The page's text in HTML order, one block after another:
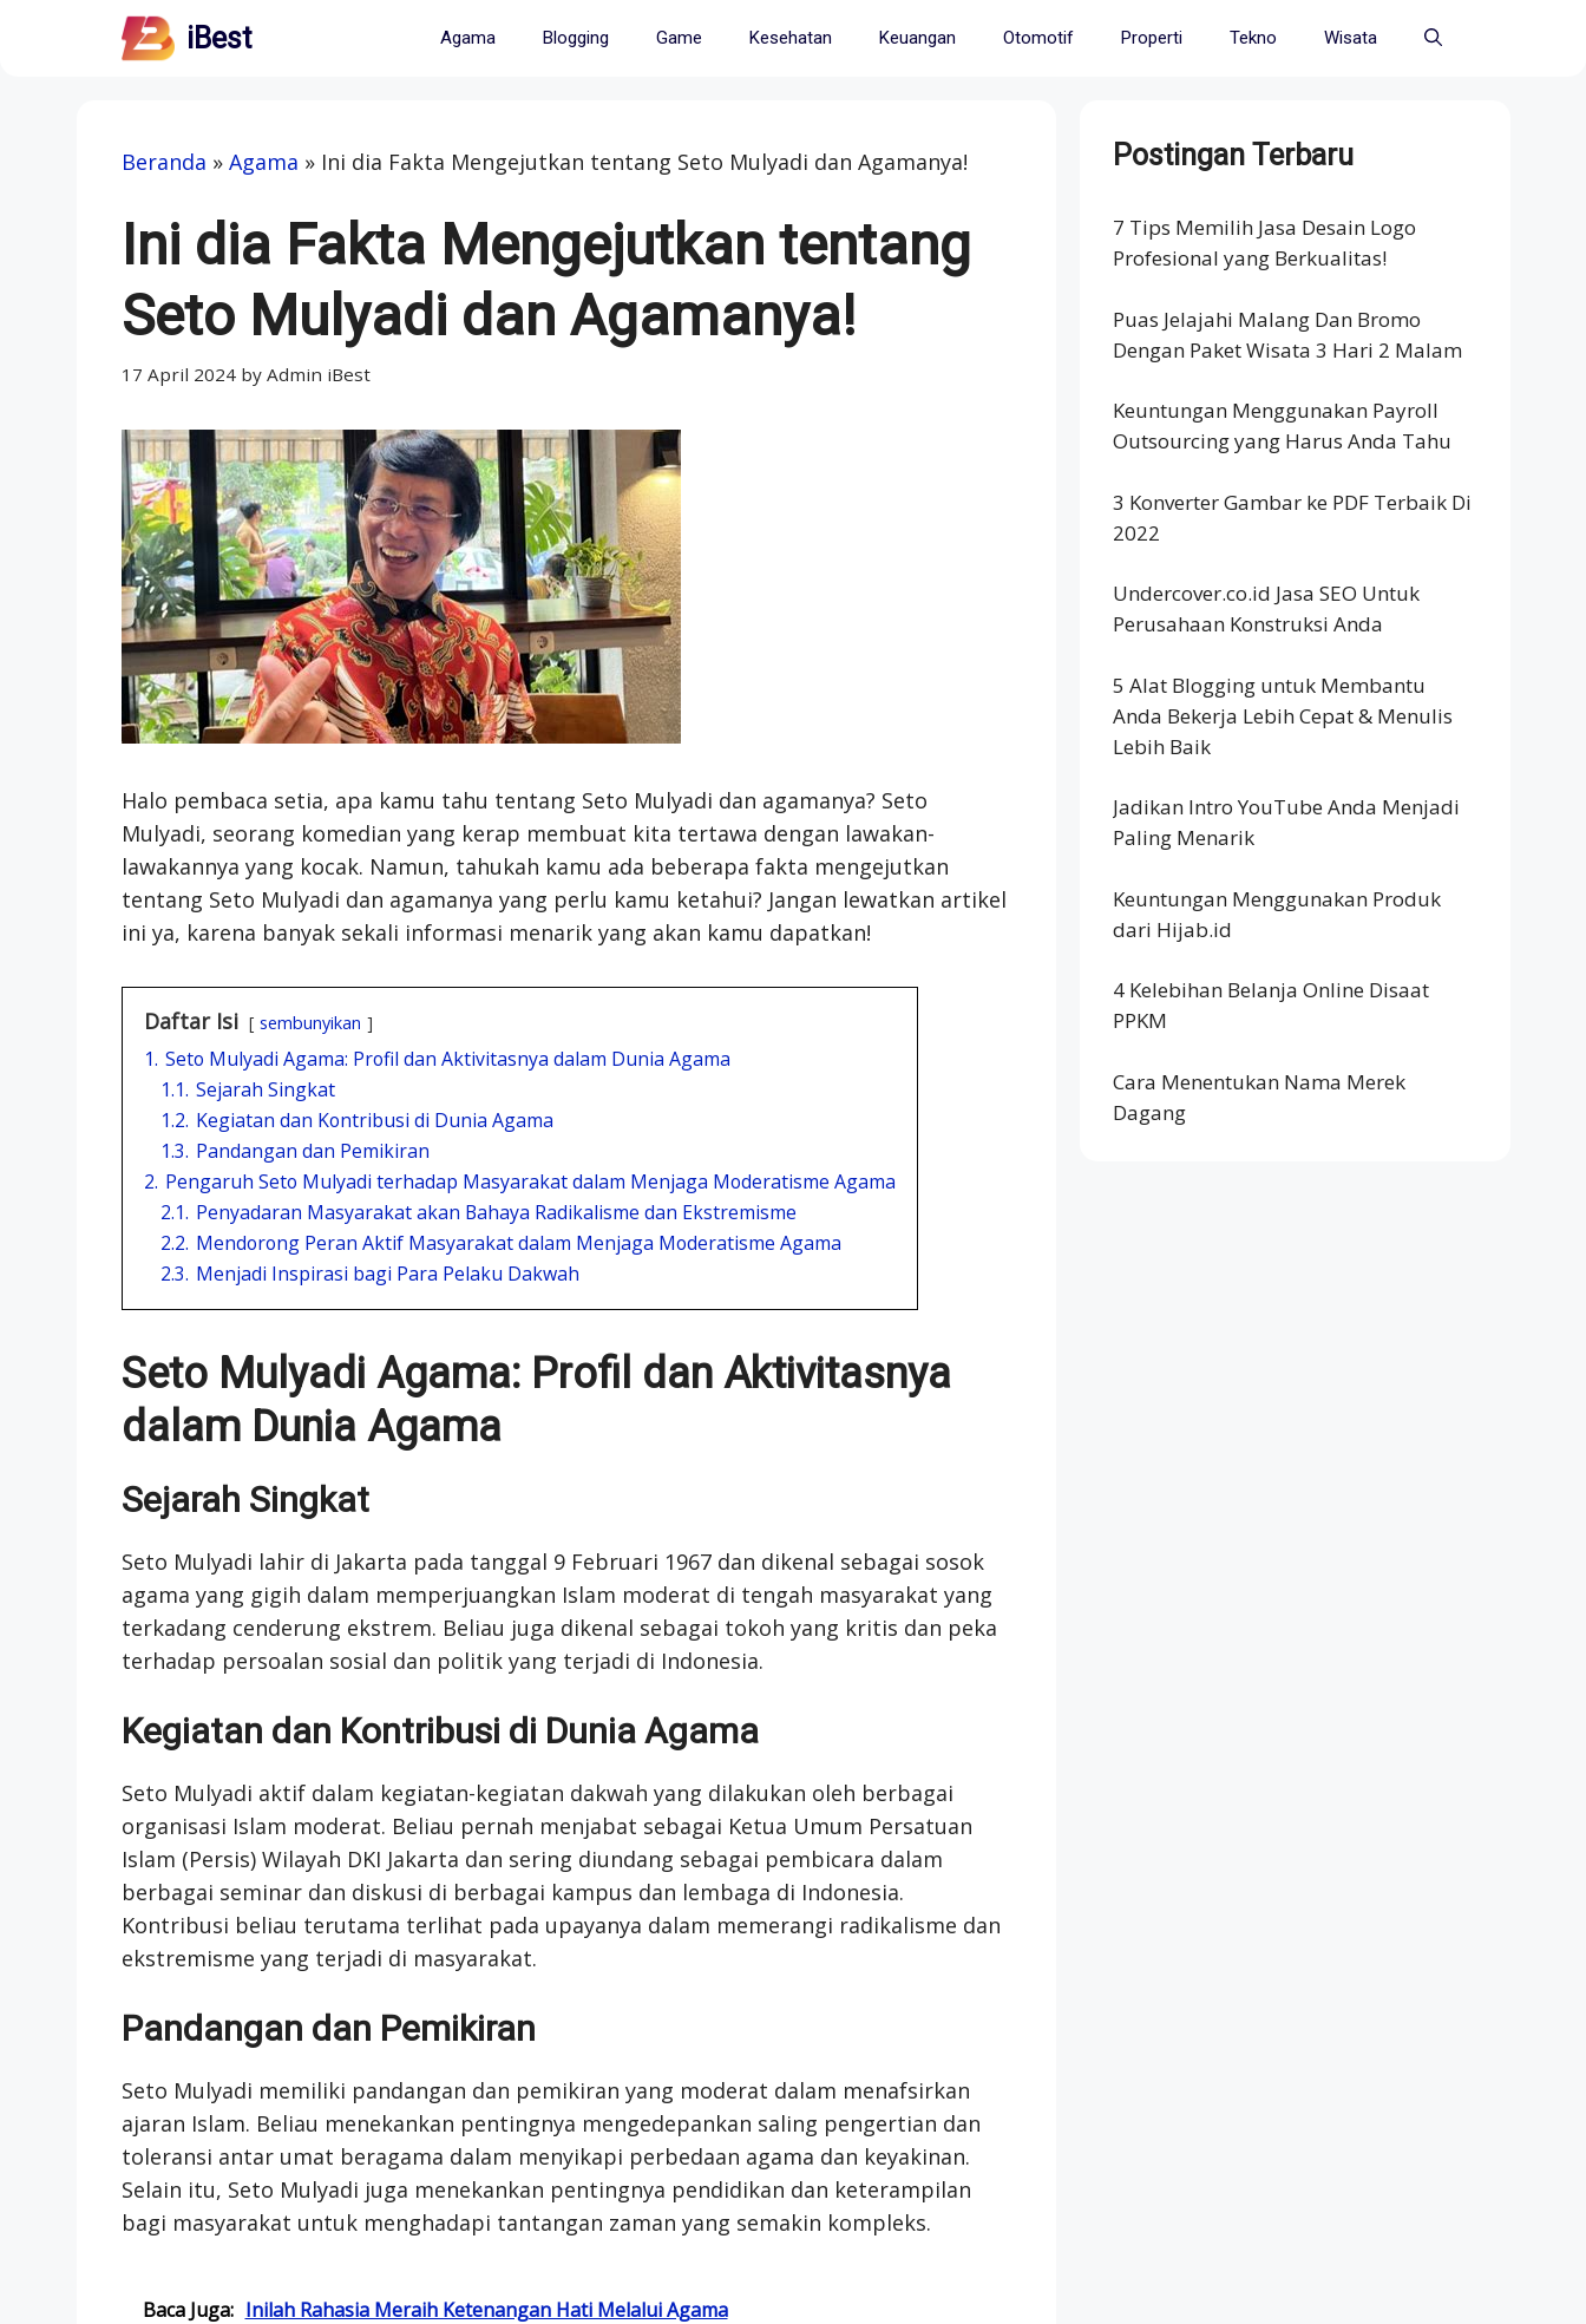
iBest Agama Blogging Game Kesehatan Keuangan Otomotif Properti Tekno Wisata
Beranda » Agama » Ini dia Fakta Mengejutkan tentang Seto Mulyadi dan Agamanya!
Ini dia Fakta Mengejutkan tentang
Seto Mulyadi dan Agamanya!
17 April 2024 by Admin iBest
Halo pembaca setia, apa kamu tahu tentang Seto Mulyadi dan agamanya? Seto
Mulyadi, seorang komedian yang kerap membuat kita tertawa dengan lawakan-
lawakannya yang kocak. Namun, tahukah kamu ada beberapa fakta mengejutkan
tentang Seto Mulyadi dan agamanya yang perlu kamu ketahui? Jangan lewatkan artikel
ini ya, karena banyak sekali informasi menarik yang akan kamu dapatkan!
Daftar Isi sembunyikan
1. Seto Mulyadi Agama: Profil dan Aktivitasnya dalam Dunia Agama
1.1. Sejarah Singkat
1.2. Kegiatan dan Kontribusi di Dunia Agama
1.3. Pandangan dan Pemikiran
2. Pengaruh Seto Mulyadi terhadap Masyarakat dalam Menjaga Moderatisme Agama
2.1. Penyadaran Masyarakat akan Bahaya Radikalisme dan Ekstremisme
2.2. Mendorong Peran Aktif Masyarakat dalam Menjaga Moderatisme Agama
2.3. Menjadi Inspirasi bagi Para Pelaku Dakwah
Seto Mulyadi Agama: Profil dan Aktivitasnya
dalam Dunia Agama
Sejarah Singkat
Seto Mulyadi lahir di Jakarta pada tanggal 9 Februari 1967 dan dikenal sebagai sosok
agama yang gigih dalam memperjuangkan Islam moderat di tengah masyarakat yang
terkadang cenderung ekstrem. Beliau juga dikenal sebagai tokoh yang kritis dan peka
terhadap persoalan sosial dan politik yang terjadi di Indonesia.
Kegiatan dan Kontribusi di Dunia Agama
Seto Mulyadi aktif dalam kegiatan-kegiatan dakwah yang dilakukan oleh berbagai
organisasi Islam moderat. Beliau pernah menjabat sebagai Ketua Umum Persatuan
Islam (Persis) Wilayah DKI Jakarta dan sering diundang sebagai pembicara dalam
berbagai seminar dan diskusi di berbagai kampus dan lembaga di Indonesia.
Kontribusi beliau terutama terlihat pada upayanya dalam memerangi radikalisme dan
ekstremisme yang terjadi di masyarakat.
Pandangan dan Pemikiran
Seto Mulyadi memiliki pandangan dan pemikiran yang moderat dalam menafsirkan
ajaran Islam. Beliau menekankan pentingnya mengedepankan saling pengertian dan
toleransi antar umat beragama dalam menyikapi perbedaan agama dan keyakinan.
Selain itu, Seto Mulyadi juga menekankan pentingnya pendidikan dan keterampilan
bagi masyarakat untuk menghadapi tantangan zaman yang semakin kompleks.
Baca Juga: Inilah Rahasia Meraih Ketenangan Hati Melalui Agama
Postingan Terbaru
7 Tips Memilih Jasa Desain Logo
Profesional yang Berkualitas!
Puas Jelajahi Malang Dan Bromo
Dengan Paket Wisata 3 Hari 2 Malam
Keuntungan Menggunakan Payroll
Outsourcing yang Harus Anda Tahu
3 Konverter Gambar ke PDF Terbaik Di
2022
Undercover.co.id Jasa SEO Untuk
Perusahaan Konstruksi Anda
5 Alat Blogging untuk Membantu
Anda Bekerja Lebih Cepat & Menulis
Lebih Baik
Jadikan Intro YouTube Anda Menjadi
Paling Menarik
Keuntungan Menggunakan Produk
dari Hijab.id
4 Kelebihan Belanja Online Disaat
PPKM
Cara Menentukan Nama Merek
Dagang